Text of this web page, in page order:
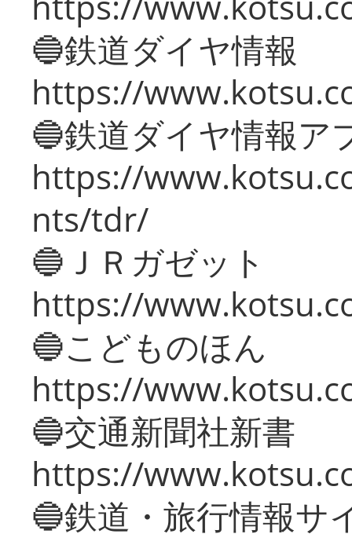
🔵鉄道ダイヤ情報
https://
🔵鉄道ダイヤ情報ア
https://
nts/tdr/
🔵ＪＲガゼット
https://
🔵こどものほん
https://
🔵交通新聞社新書
https://
🔵鉄道・旅行情報サ